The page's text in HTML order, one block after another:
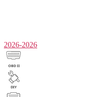
2026-2026